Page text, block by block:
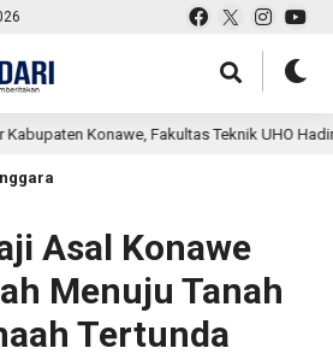
Konawe, Fakultas Teknik UHO Hadirkan
Asal Konawe
Menuju Tanah
Tertunda